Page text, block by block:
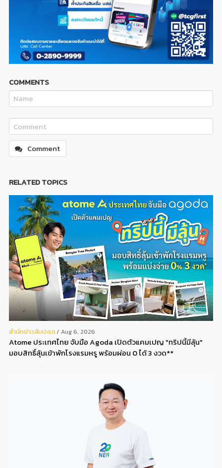
COMMENTS
Comment
RELATED TOPICS
สํานักข่าวสับปะรด Aug 6, 2026
Atome ประเทศไทย จับมือ Agoda เปิดตัวแคมเปญ "ทริปนี้มีลุ้น"
มอบสิทธิ์ลุ้นเข้าพักโรงแรมหรู พร้อมผ่อน 0 ได้ 3 งวด**